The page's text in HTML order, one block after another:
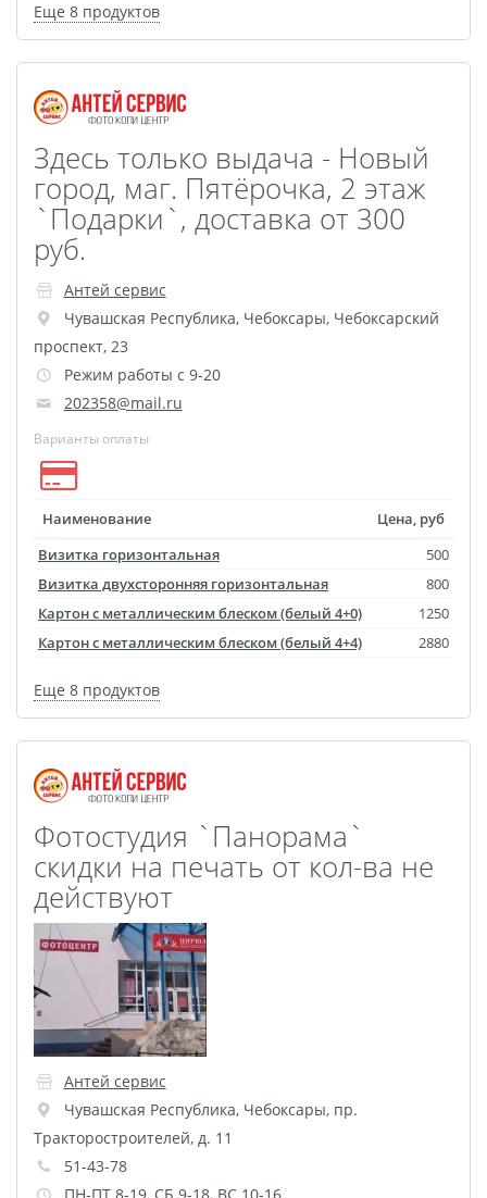
Фотокубик
Листовая печать
Плакат мечты
Фотогравировка
Табличка Instagram
Детская метрика
Валентинки
Коробки для тарелок
Коробки для футболок
Коробки для пазлов
Сумки подарочные
Фото на дереве
Светильник с фото
Детские футболки
Этикетки на бутылку
Фотошкатулка
Фотодневник
Оживающие
фотографии
Перекидной на
Спортивные бутылки
Фото на пенокартоне в
стиле love
Фотосветильники
Маска с принтом
Оживающие
фотографии
Оживающая футболка
Оживающий холст
Оживающая кружка
Оживающий брелок
Оживающая подушка
Еще 8 продуктов
Здесь только выдача - Новый
город, маг. Пятёрочка, 2 этаж
`Подарки`, доставка от 300
руб.
Антей сервис
Чувашская Республика, Чебоксары, Чебоксарский
проспект, 23
Режим работы с 9-20
202358@mail.ru
Варианты оплаты
Наименование
Цена, руб
Визитка горизонтальная
500
Визитка двухсторонняя горизонтальная
800
Картон с металлическим блеском (белый 4+0)
1250
Картон с металлическим блеском (белый 4+4)
2880
Еще 8 продуктов
Фотостудия `Панорама`
скидки на печать от кол-ва не
действуют
Антей сервис
Чувашская Республика, Чебоксары, пр.
Тракторостроителей, д. 11
51-43-78